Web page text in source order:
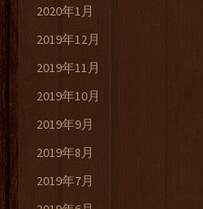
2020年1月
2019年12月
2019年11月
2019年10月
2019年9月
2019年8月
2019年7月